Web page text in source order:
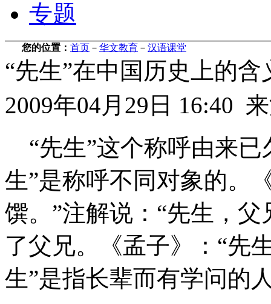
专题
您的位置： 首页 － 华文教育 － 汉语课堂
“先生”在中国历史上的含
2009年04月29日 16:40
“先生”这个称呼由来已
生”是称呼不同对象的。
馔。”注解说：“先生，
了父兄。《孟子》：“先
生”是指长辈而有学问的